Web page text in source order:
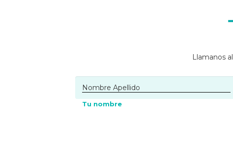
Llamanos al
Tu nombre